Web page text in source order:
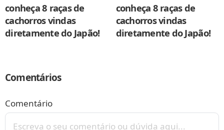
conheça 8 raças de
cachorros vindas
diretamente do Japão!
conheça 8 raças de
cachorros vindas
diretamente do Japão!
Comentários
Comentário